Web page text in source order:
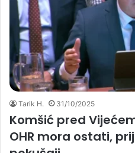
Tarik H. 31/10/2025
Komšić pred
OHR mora ostati,